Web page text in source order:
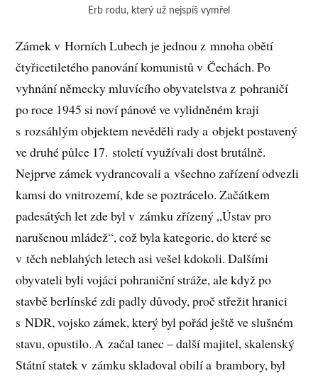
Erb rodu, který už nejspíš vymřel
Zámek v Horních Lubech je jednou z mnoha obětí
čtyřicetiletého panování komunistů v Čechách. Po
vyhnání německy mluvícího obyvatelstva z pohraničí
po roce 1945 si noví pánové ve vylidněném kraji
s rozsáhlým objektem nevěděli rady a objekt postavený
ve druhé půlce 17. století využívali dost brutálně.
Nejprve zámek vydrancovali a všechno zařízení odvezli
kamsi do vnitrozemí, kde se poztrácelo. Začátkem
padesátých let zde byl v zámku zřízený „Ústav pro
narušenou mládež“, což byla kategorie, do které se
v těch neblahých letech asi vešel kdokoli. Dalšími
obyvateli byli vojáci pohraniční stráže, ale když po
stavbě berlínské zdi padly důvody, proč střežit hranici
s NDR, vojsko zámek, který byl pořád ještě ve slušném
stavu, opustilo. A začal tanec – další majitel, skalenský
Státní statek v zámku skladoval obilí a brambory, byl